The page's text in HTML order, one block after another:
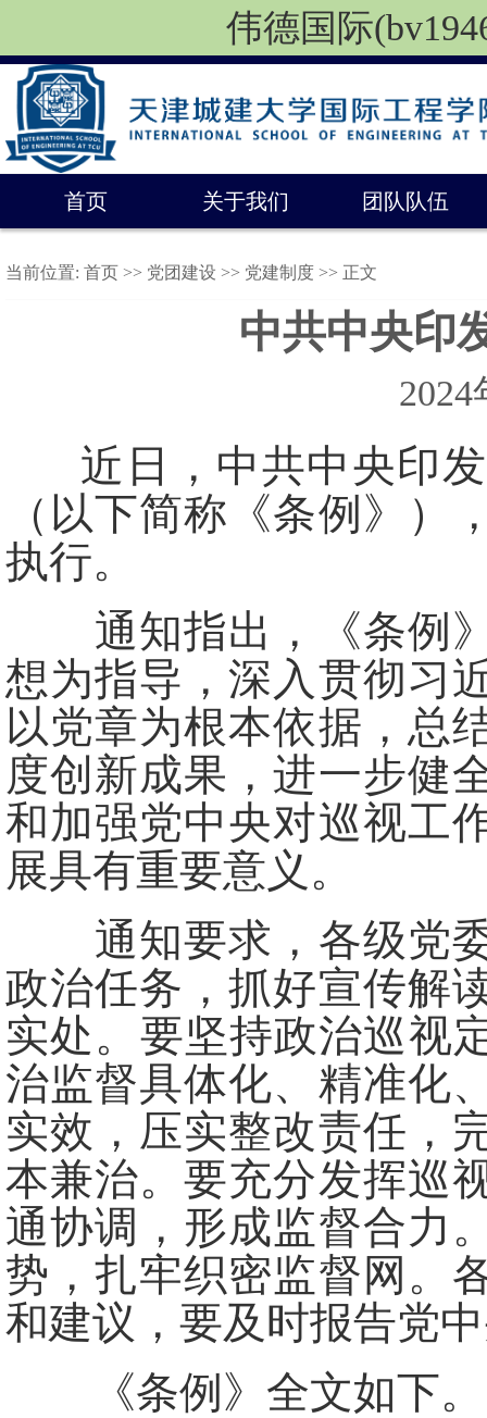
伟德国际
首页 关于我们 团队队伍
当前位置: 首页 >> 党团建设 >> 党建制度 >> 正文
中共中央印
近日，中共中央印发
（以下简称《条例》
执行。
通知指出，《条例》
想为指导，深入贯彻习
以党章为根本依据，总
度创新成果，进一步健
和加强党中央对巡视工
展具有重要意义。
通知要求，各级党委
政治任务，抓好宣传解
实处。要坚持政治巡视
治监督具体化、精准化
实效，压实整改责任，
本兼治。要充分发挥巡
通协调，形成监督合力
势，扎牢织密监督网。
和建议，要及时报告党
《条例》全文如下。